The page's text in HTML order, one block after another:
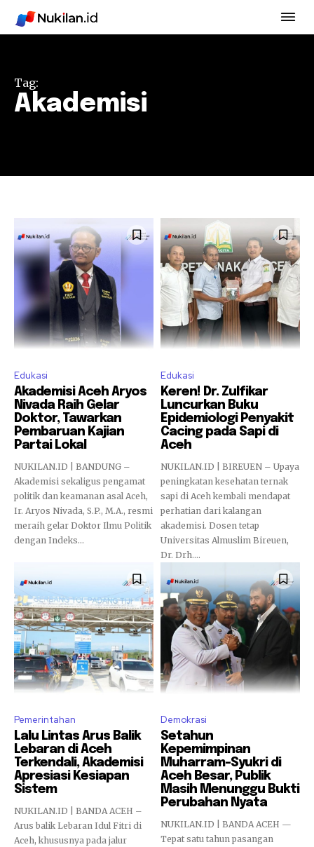
Tag:
Akademisi
Edukasi
Akademisi Aceh Aryos
Nivada Raih Gelar
Doktor, Tawarkan
Pembaruan Kajian
Partai Lokal
NUKILAN.ID | BANDUNG –
Akademisi sekaligus pengamat
politik dan keamanan asal Aceh,
Ir. Aryos Nivada, S.P., M.A., resmi
meraih gelar Doktor Ilmu Politik
dengan Indeks...
Edukasi
Keren! Dr. Zulfikar
Luncurkan Buku
Epidemiologi Penyakit
Cacing pada Sapi di
Aceh
NUKILAN.ID | BIREUEN – Upaya
peningkatan kesehatan ternak
sapi di Aceh kembali mendapat
perhatian dari kalangan
akademisi. Dosen tetap
Universitas Almuslim Bireuen,
Dr. Drh....
Pemerintahan
Lalu Lintas Arus Balik
Lebaran di Aceh
Terkendali, Akademisi
Apresiasi Kesiapan
Sistem
NUKILAN.ID | BANDA ACEH –
Arus balik Lebaran Idul Fitri di
Aceh, khususnya pada jalur
Demokrasi
Setahun
Kepemimpinan
Muharram–Syukri di
Aceh Besar, Publik
Masih Menunggu Bukti
Perubahan Nyata
NUKILAN.ID | BANDA ACEH —
Tepat satu tahun pasangan